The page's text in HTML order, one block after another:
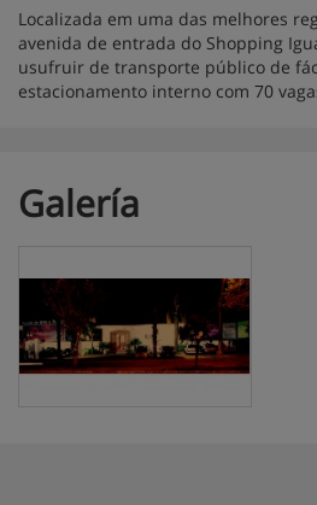
Localizada em uma das melhores
avenida de entrada do Shopping
usufruir de transporte público de
estacionamento interno com 70
Galería